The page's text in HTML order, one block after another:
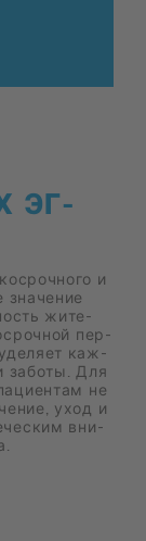
ЭГ­
и
зна­че­ние
жи­те­
пер­
каж­
за­бо­ты. Для
не
уход и
вни­